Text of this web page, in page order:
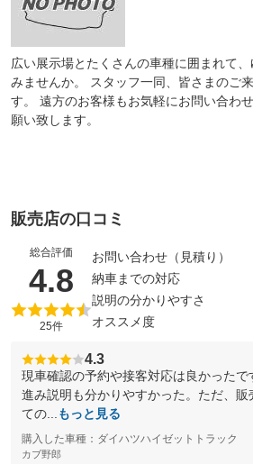
広い展示場とたくさんの車種に囲まれて
みませんか。 スタッフ一同、皆さまのご
す。 遠方のお客様もお気軽にお問い合わ
願い致します。
販売店の口コミ
総合評価
4.8 （5点満点中
25件
お問い合わせ（見積り）
納車までの対応
説明の分かりやすさ
オススメ度
4.3
現車確認の予約や接客対応は良かったで
進み説明も分かりやすかった。ただ、販
ての...
もっと見る
購入した車種：ダイハツハイゼットトラック
カブ野郎